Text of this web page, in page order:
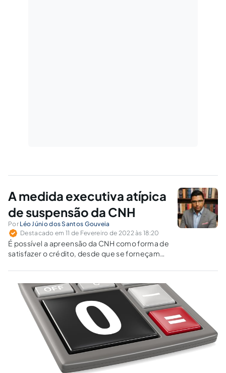
A medida executiva atípica
de suspensão da CNH
Por Léo Júnio dos Santos Gouveia
Destacado em 11 de Fevereiro de 2022 às 18:20
É possível a apreensão da CNH como forma de
satisfazer o crédito, desde que se forneçam
aplicação dessa medida.